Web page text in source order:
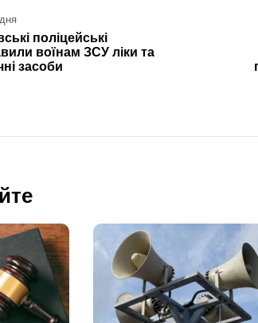
поліцейські
воїнам ЗСУ ліки та
засоби